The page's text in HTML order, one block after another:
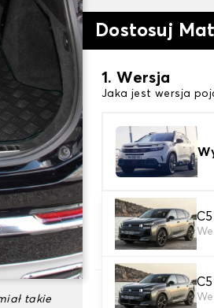
takie
Dostosuj
1. Wersja
Jaka jest wersja
2. Materiał
wybierz materiał
3. Kolory